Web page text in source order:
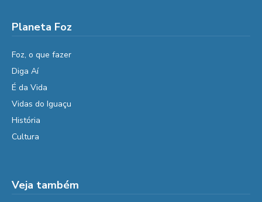
Planeta Foz
Foz, o que fazer
Diga Aí
É da Vida
Vidas do Iguaçu
História
Cultura
Veja também